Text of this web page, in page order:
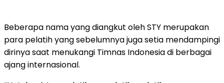
Beberapa nama yang diangkut oleh STY merupakan
para pelatih yang sebelumnya juga setia mendampingi
dirinya saat menukangi Timnas Indonesia di berbagai
ajang internasional.